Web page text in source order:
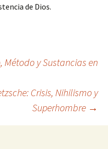
de Dios.
Método y Sustancias en
Crisis, Nihilismo y
Superhombre →